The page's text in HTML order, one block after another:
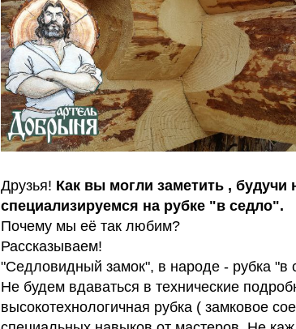
Друзья! Как вы могли заметить ,
специализируемся на рубке "в седло".
Почему мы её так любим?
Рассказываем!
"Седловидный замок", в народе - рубка "в
Не будем вдаваться в технические
высокотехнологичная рубка ( замковое